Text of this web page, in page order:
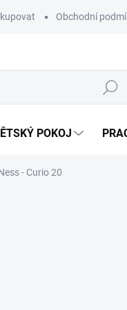
Obchodní
Hledat
POKOJ
- Curio 20